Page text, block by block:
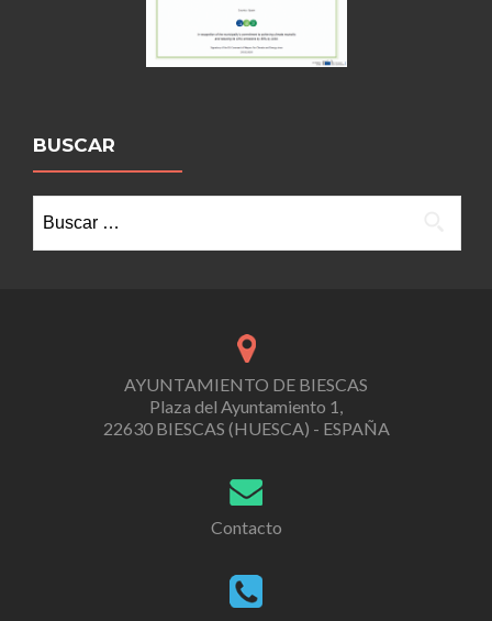
BUSCAR
AYUNTAMIENTO DE BIESCAS
Plaza del Ayuntamiento 1,
22630 BIESCAS (HUESCA) - ESPAÑA
Contacto